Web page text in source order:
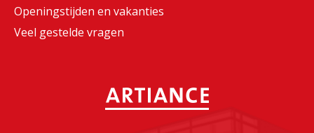
Openingstijden en vakanties
Veel gestelde vragen